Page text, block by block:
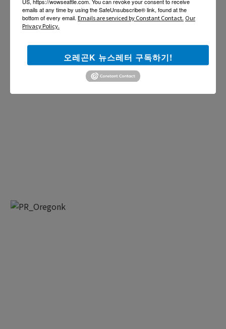
emails at any time by using the SafeUnsubscribe® link, found at the
bottom of every email. Emails are serviced by Constant Contact. Our
Privacy Policy.
오레곤K 뉴스레터 구독하기!